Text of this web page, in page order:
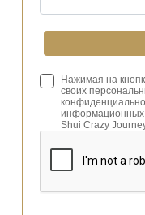
Нажимая на
своих
информационных
Shui Crazy